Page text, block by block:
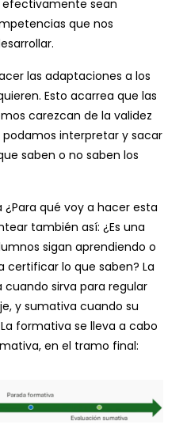
efectivamente sean
que nos
las adaptaciones a los
Esto acarrea que las
carezcan de la validez
interpretar y sacar
saben o no saben los
qué voy a hacer esta
también así: ¿Es una
sigan aprendiendo o
certificar lo que saben? La
sirva para regular
y sumativa cuando su
formativa se lleva a cabo
en el tramo final: